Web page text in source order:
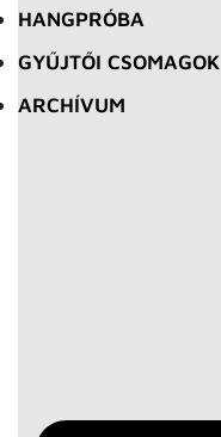
HANGPRÓBA
GYŰJTŐI CSOMAGOK
ARCHÍVUM